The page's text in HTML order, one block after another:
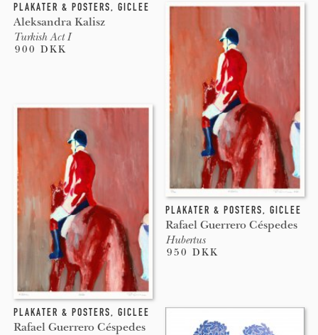
PLAKATER & POSTERS, GICLEE
Aleksandra Kalisz
Turkish Act I
900 DKK
PLAKATER & POSTERS, GICLEE
Rafael Guerrero Céspedes
PLAKATER & POSTERS, GICLEE
Rafael Guerrero Céspedes
Hubertus
950 DKK